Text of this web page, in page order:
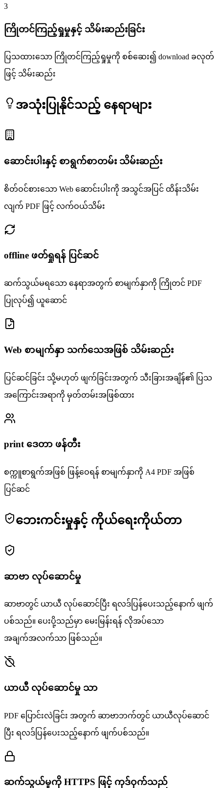
3
ကြိုတင်ကြည့်ရှုမှုနှင့် သိမ်းဆည်းခြင်း
ပြသထားသော ကြိုတင်ကြည့်ရှုမှုကို စစ်ဆေး၍ download ခလုတ်
ဖြင့် သိမ်းဆည်း
အသုံးပြုနိုင်သည့် နေရာများ
ဆောင်းပါးနှင့် စာရွက်စာတမ်း သိမ်းဆည်း
စိတ်ဝင်စားသော Web ဆောင်းပါးကို အသွင်အပြင် ထိန်းသိမ်း
လျက် PDF ဖြင့် လက်ဝယ်သိမ်း
offline ဖတ်ရှုရန် ပြင်ဆင်
ဆက်သွယ်မရသော နေရာအတွက် စာမျက်နှာကို ကြိုတင် PDF
ပြုလုပ်၍ ယူဆောင်
Web စာမျက်နှာ သက်သေအဖြစ် သိမ်းဆည်း
ပြင်ဆင်ခြင်း သို့မဟုတ် ဖျက်ခြင်းအတွက် သီးခြားအချိန်၏ ပြသ
အကြောင်းအရာကို မှတ်တမ်းအဖြစ်ထား
print ဒေတာ ဖန်တီး
စက္ကူစာရွက်အဖြစ် ဖြန့်ဝေရန် စာမျက်နှာကို A4 PDF အဖြစ်
ပြင်ဆင်
ဘေးကင်းမှုနှင့် ကိုယ်ရေးကိုယ်တာ
ဆာဗာ လုပ်ဆောင်မှု
ဆာဗာတွင် ယာယီ လုပ်ဆောင်ပြီး ရလဒ်ပြန်ပေးသည့်နောက် ဖျက်
ပစ်သည်။ ပေးပို့သည်မှာ မေးမြန်းရန် လိုအပ်သော
အချက်အလက်သာ ဖြစ်သည်။
ယာယီ လုပ်ဆောင်မှု သာ
PDF ပြောင်းလဲခြင်း အတွက် ဆာဗာဘက်တွင် ယာယီလုပ်ဆောင်
ပြီး ရလဒ်ပြန်ပေးသည့်နောက် ဖျက်ပစ်သည်။
ဆက်သွယ်မှုကို HTTPS ဖြင့် ကုဒ်ဝှက်သည်